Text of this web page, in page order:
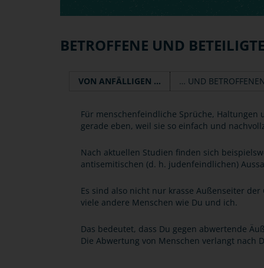
BETROFFENE UND BETEILIGTE
VON ANFÄLLIGEN … … UND BETROFFENEN
Für menschenfeindliche Sprüche,
gerade eben, weil sie so einfach und
Nach aktuellen Studien finden sich
antisemitischen (d. h. judenfeindlichen)
Es sind also nicht nur krasse Außenseiter
viele andere Menschen wie Du und ich.
Das bedeutet, dass Du gegen abwertende
Die Abwertung von Menschen verlangt nach